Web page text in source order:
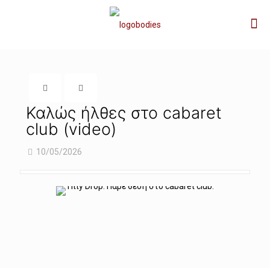
Καλώς ήλθες στο cabaret
club (video)
10/05/2026